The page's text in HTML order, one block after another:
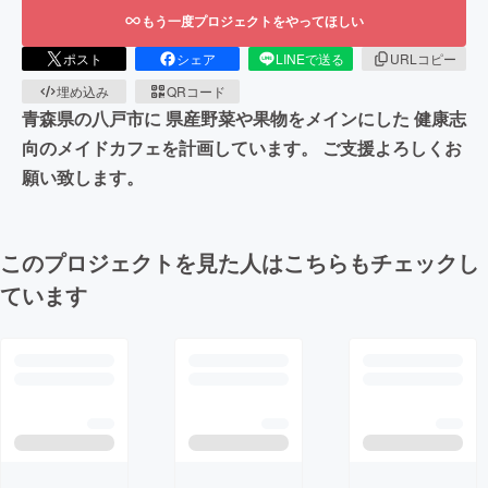
もう一度プロジェクトをやってほしい
ポスト シェア LINEで送る
URLコピー
埋め込み
QRコード
青森県の八戸市に 県産野菜や果物をメインにした 健康志
向のメイドカフェを計画しています。 ご支援よろしくお
願い致します。
このプロジェクトを見た人はこちらもチェックし
ています